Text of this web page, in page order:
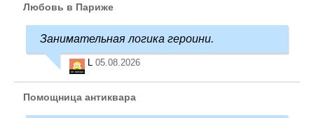
Любовь в Париже
Занимательная логика героини.
L 05.08.2026
Помощница антиквара